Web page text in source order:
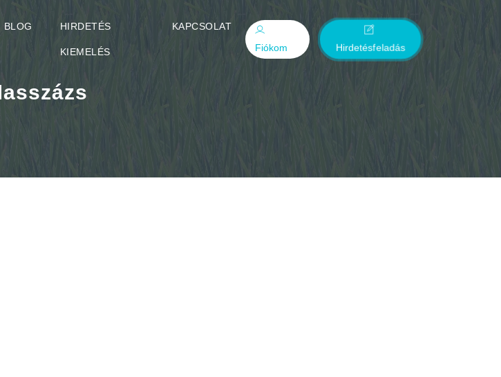
BLOG HIRDETÉS
KIEMELÉS
KAPCSOLAT
Fiókom
Hirdetésfeladás